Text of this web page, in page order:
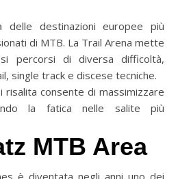
delle destinazioni europee più
di MTB. La Trail Arena mette
percorsi di diversa difficoltà,
single track e discese tecniche.
risalita consente di massimizzare
la fatica nelle salite più
MTB Area